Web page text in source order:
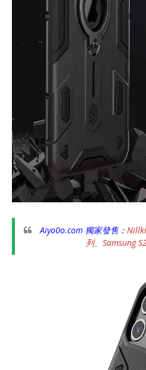
Aiyo0o.com 獨家發售：
列、Samsung